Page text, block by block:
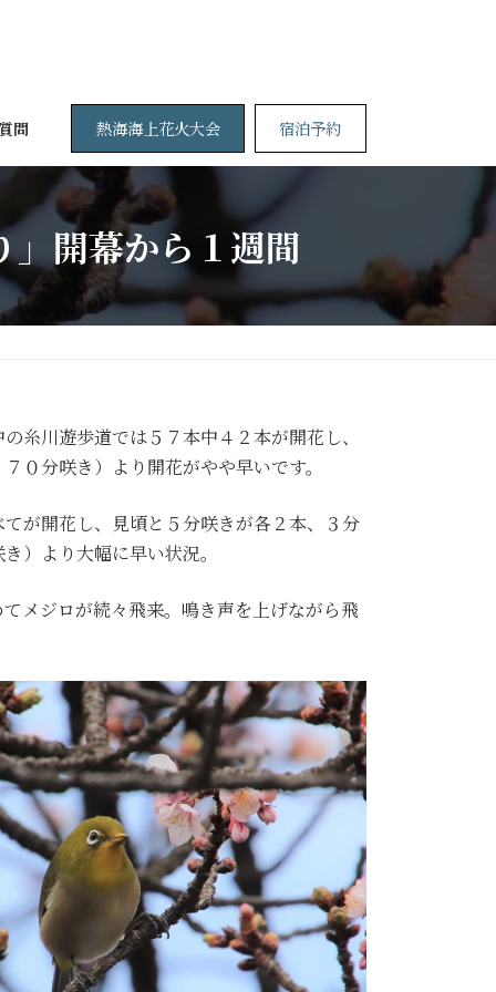
問 熱海海上花火大会 宿泊予約
」開幕から１週間
糸川遊歩道では５７本中４２本が開花し、
０分咲き）より開花がやや早いです。
が開花し、見頃と５分咲きが各２本、３分
）より大幅に早い状況。
メジロが続々飛来。鳴き声を上げながら飛